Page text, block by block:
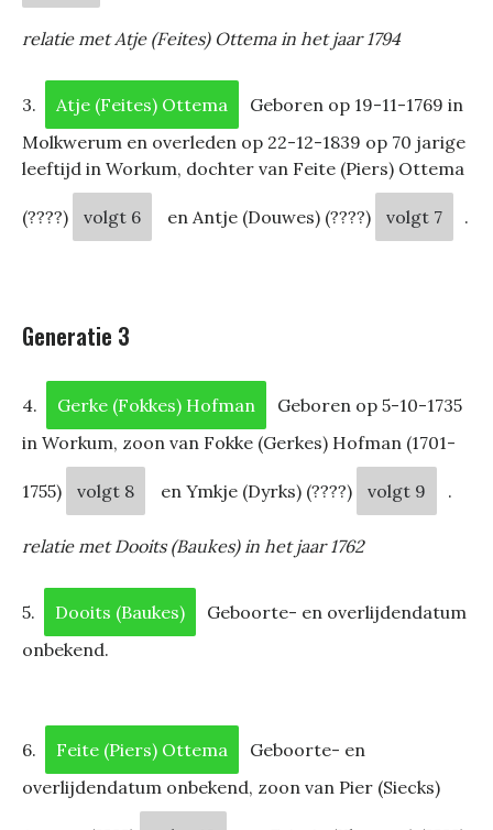
relatie met Atje (Feites) Ottema in het jaar 1794
3. Atje (Feites) Ottema
Geboren op 19-11-1769 in
Molkwerum en overleden op 22-12-1839 op 70 jarige
leeftijd in Workum, dochter van Feite (Piers) Ottema
(????) volgt 6 en Antje (Douwes) (????) volgt 7 .
Generatie 3
4. Gerke (Fokkes) Hofman
Geboren op 5-10-1735
in Workum, zoon van Fokke (Gerkes) Hofman (1701-
1755) volgt 8 en Ymkje (Dyrks) (????) volgt 9 .
relatie met Dooits (Baukes) in het jaar 1762
5. Dooits (Baukes)
Geboorte- en overlijdendatum
onbekend.
6. Feite (Piers) Ottema
Geboorte- en
overlijdendatum onbekend, zoon van Pier (Siecks)